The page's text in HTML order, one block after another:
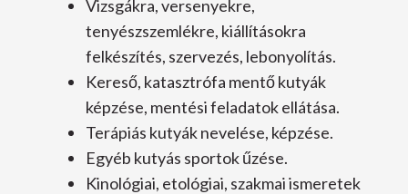
Vizsgákra, versenyekre,
tenyészszemlékre, kiállításokra
felkészítés, szervezés, lebonyolítás.
Kereső, katasztrófa mentő kutyák
képzése, mentési feladatok ellátása.
Terápiás kutyák nevelése, képzése.
Egyéb kutyás sportok űzése.
Kinológiai, etológiai, szakmai ismeretek